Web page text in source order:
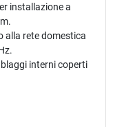
installazione a
alla rete domestica
interni coperti